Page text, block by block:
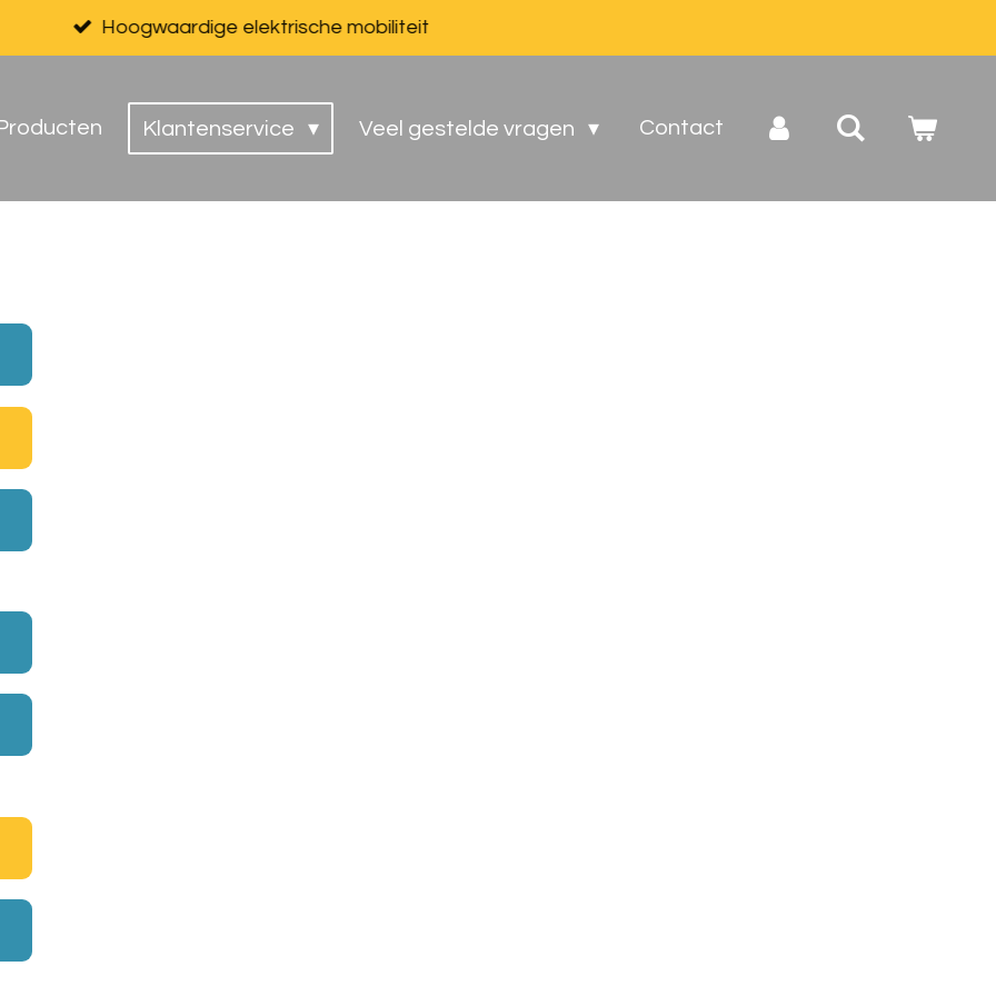
Hoogwaardige elektrische mobiliteit
Klantenservice Veel gestelde vragen Contact